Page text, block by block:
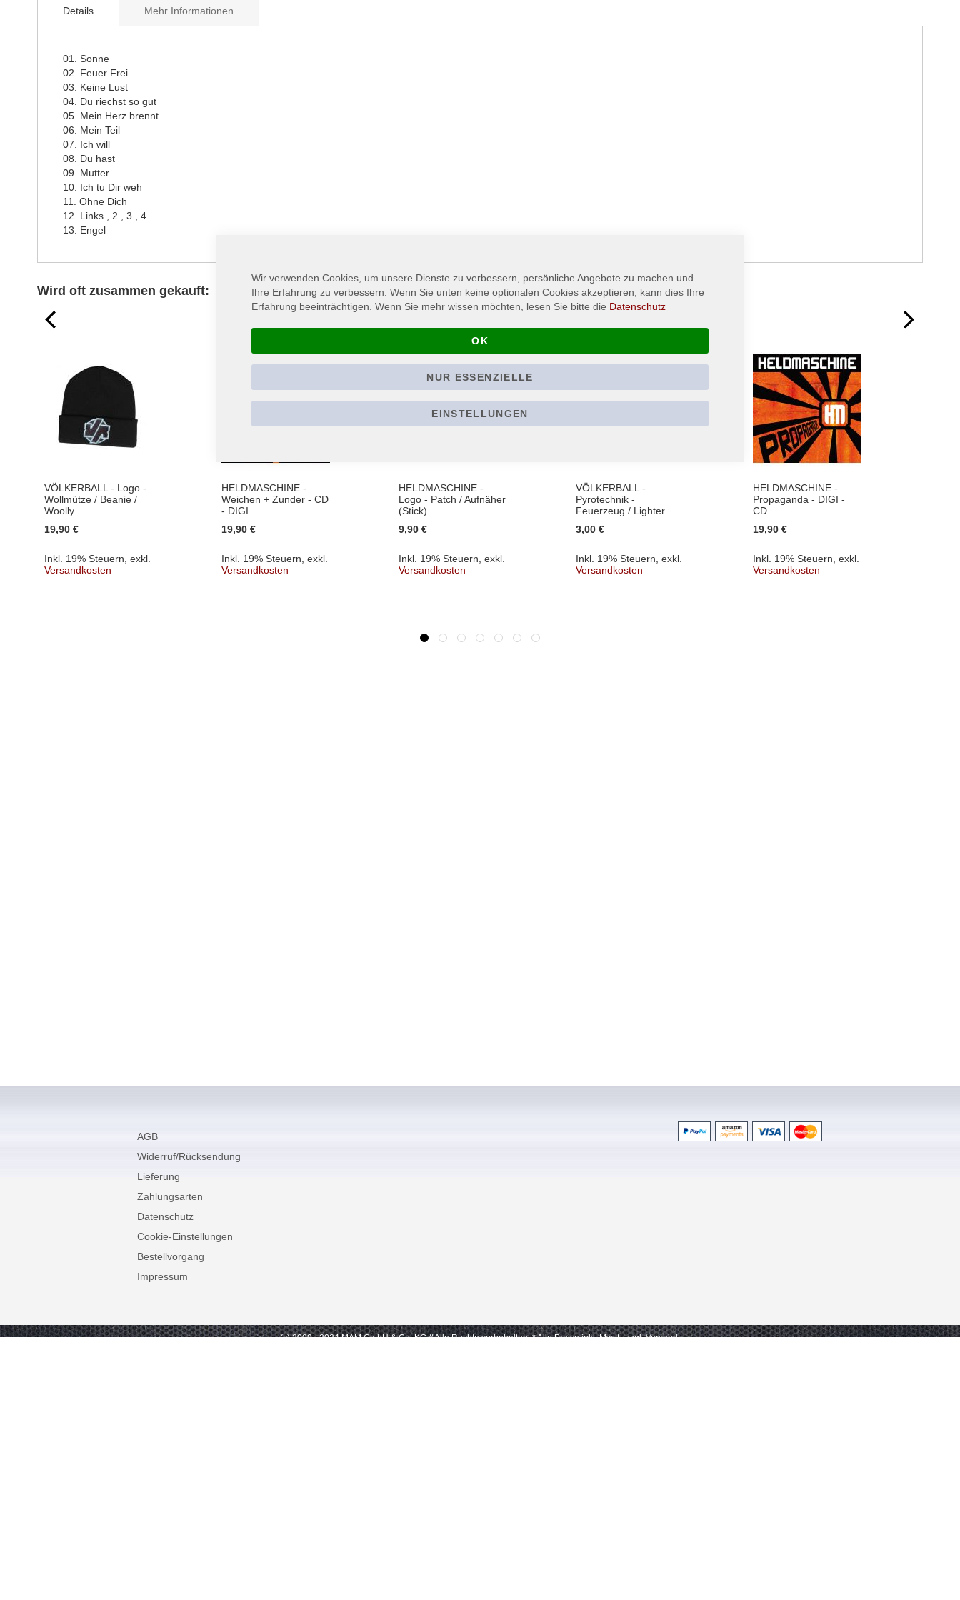
Details
01. Sonne
02. Feuer Frei
03. Keine Lust
04. Du riechst so gut
05. Mein Herz brennt
06. Mein Teil
07. Ich will
08. Du hast
09. Mutter
10. Ich tu Dir weh
11. Ohne Dich
12. Links , 2 , 3 , 4
13. Engel
Mehr Informationen
Wird oft zusammen gekauft:
VÖLKERBALL - Logo -
Wollmütze / Beanie /
Woolly
19,90 €
Inkl. 19% Steuern exkl.
Versandkosten
HELDMASCHINE -
Weichen + Zunder - CD
- DIGI
19,90 €
Inkl. 19% Steuern exkl.
Versandkosten
HELDMASCHINE -
Logo - Patch / Aufnäher
(Stick)
9,90 €
Inkl. 19% Steuern exkl.
Versandkosten
VÖLKERBALL -
Pyrotechnik -
Feuerzeug / Lighter
3,00 €
Inkl. 19% Steuern exkl.
Versandkosten
HELDMASCHINE -
Propaganda - DIGI -
CD
19,90 €
Inkl. 19% Steuern exkl.
Versandkosten
AGB
Widerruf/Rücksendung
Lieferung
Zahlungsarten
Datenschutz
Cookie-Einstellungen
Bestellvorgang
Impressum
(c) 2009 - 2024 MAM GmbH & Co. KG // Alle Rechte vorbehalten. * Alle Preise inkl. Mwst., zzgl. Versand.
Wir verwenden Cookies, um unsere Dienste zu verbessern, persönliche Angebote zu machen und
Ihre Erfahrung zu verbessern. Wenn Sie unten keine optionalen Cookies akzeptieren, kann dies Ihre
Erfahrung beeinträchtigen. Wenn Sie mehr wissen möchten, lesen Sie bitte die Datenschutz
OK
NUR ESSENZIELLE
EINSTELLUNGEN